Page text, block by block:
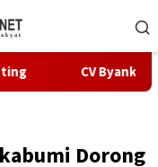
Byankarya Pastikan
Dorong